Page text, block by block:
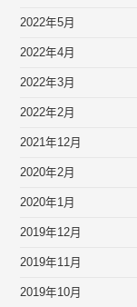
2022年5月
2022年4月
2022年3月
2022年2月
2021年12月
2020年2月
2020年1月
2019年12月
2019年11月
2019年10月